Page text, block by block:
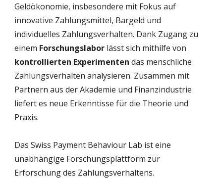
Geldökonomie, insbesondere mit Fokus auf
innovative Zahlungsmittel, Bargeld und
individuelles Zahlungsverhalten. Dank Zugang zu
einem Forschungslabor lässt sich mithilfe von
kontrollierten Experimenten das menschliche
Zahlungsverhalten analysieren. Zusammen mit
Partnern aus der Akademie und Finanzindustrie
liefert es neue Erkenntisse für die Theorie und
Praxis.
Das Swiss Payment Behaviour Lab ist eine
unabhängige Forschungsplattform zur
Erforschung des Zahlungsverhaltens.